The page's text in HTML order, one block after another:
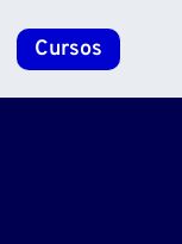
Cursos